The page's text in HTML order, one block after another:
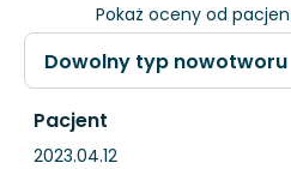
Pokaż oceny od
Pacjent
2023.04.12